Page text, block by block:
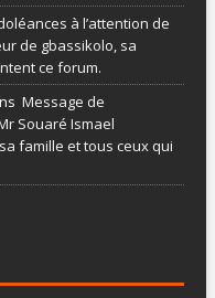
à l’attention de
de gbassikolo, sa
ce forum.
Message de
Souaré Ismael
famille et tous ceux qui